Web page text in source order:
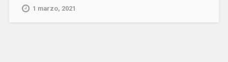
de
1 marzo, 2021